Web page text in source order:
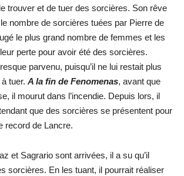
trouver et de tuer des sorcières. Son rêve
nombre de sorcières tuées par Pierre de
le plus grand nombre de femmes et les
perte pour avoir été des sorcières.
parvenu, puisqu’il ne lui restait plus
tuer. A la fin de Fenomenas, avant que
il mourut dans l’incendie. Depuis lors, il
que des sorcières se présentent pour
record de Lancre.
et Sagrario sont arrivées, il a su qu’il
sorcières. En les tuant, il pourrait réaliser